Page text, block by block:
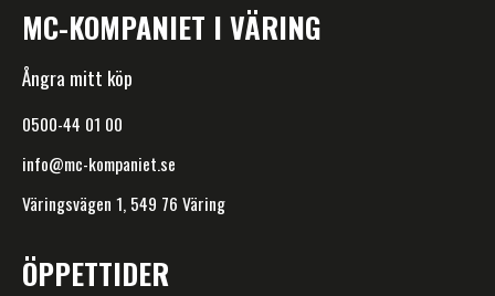
MC-KOMPANIET I VÄRING
Ångra mitt köp
0500-44 01 00
info@mc-kompaniet.se
Väringsvägen 1, 549 76 Väring
ÖPPETTIDER